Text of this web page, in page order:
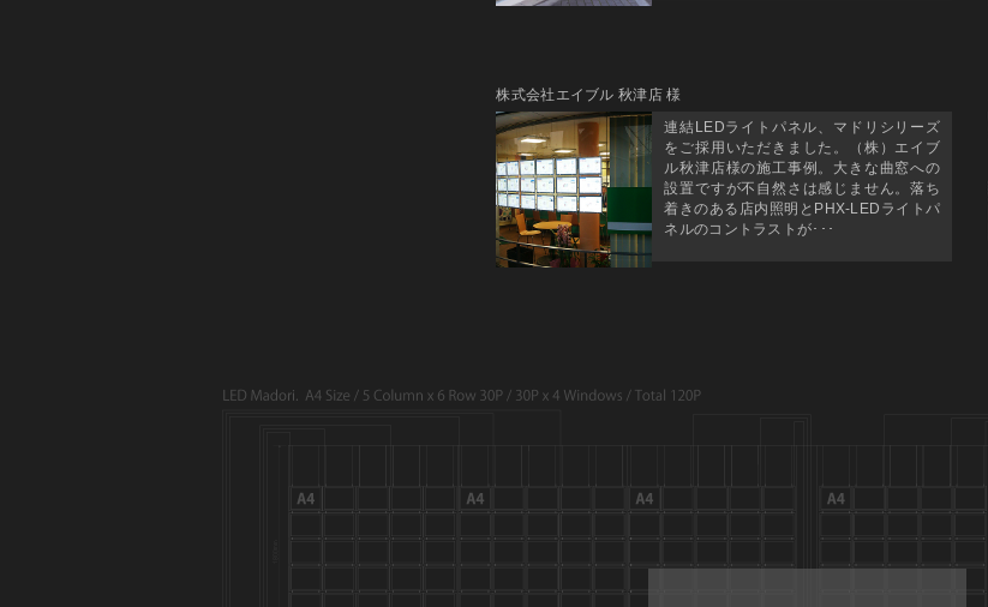
株式会社エイブル 秋津店 様
連結LEDライトパネル、マドリシリーズ
をご採用いただきました。（株）エイブ
ル秋津店様の施工事例。大きな曲窓への
設置ですが不自然さは感じません。落ち
着きのある店内照明とPHX-LEDライトパ
ネルのコントラストが･･･